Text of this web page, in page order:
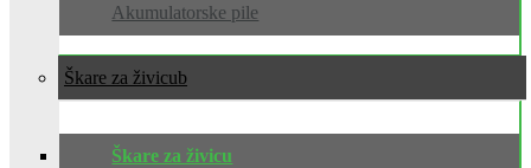
Akumulatorske pile
Škare za živicu
Škare za živicu